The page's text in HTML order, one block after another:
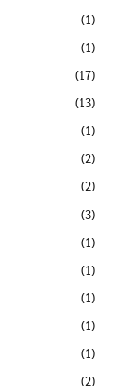
(1)
(1)
(17)
(13)
(1)
(2)
(2)
(3)
(1)
(1)
(1)
(1)
(1)
(2)